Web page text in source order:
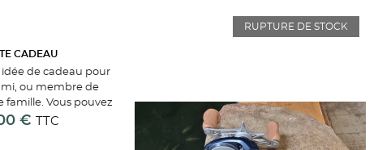
CADEAU
idée de cadeau pour
ou membre de
famille. Vous pouvez
une carte
€ TTC
RUPTURE DE STOCK